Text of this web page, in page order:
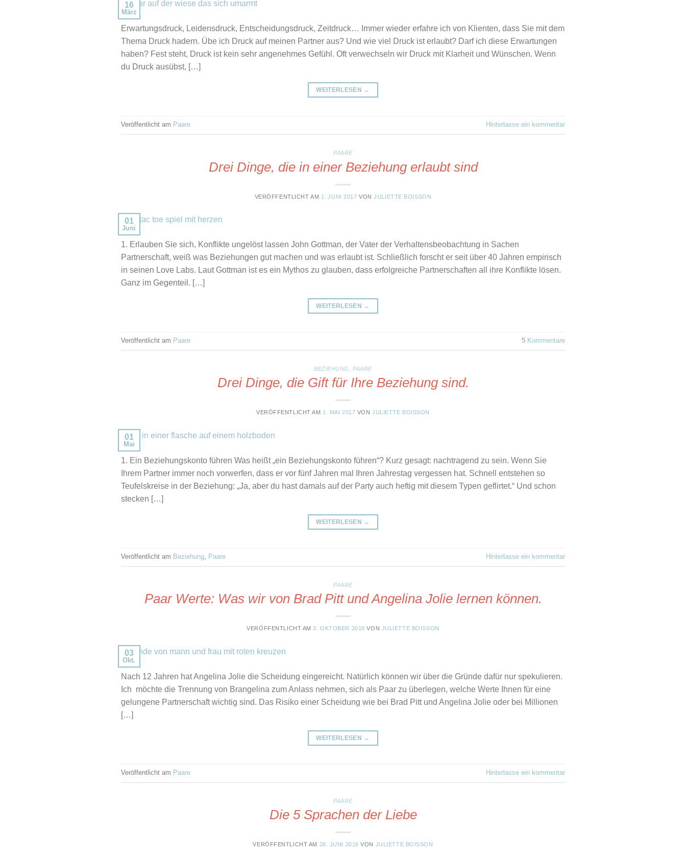
16
März
Erwartungsdruck, Leidensdruck, Entscheidungsdruck, Zeitdruck… Immer wieder erfahre ich von Klienten, dass Sie mit dem
Thema Druck hadern. Übe ich Druck auf meinen Partner aus? Und wie viel Druck ist erlaubt? Darf ich diese Erwartungen
haben? Fest steht, Druck ist kein sehr angenehmes Gefühl. Oft verwechseln wir Druck mit Klarheit und Wünschen. Wenn
du Druck ausübst, […]
WEITERLESEN →
Veröffentlicht am Paare Hinterlasse ein kommentar
PAARE
Drei Dinge, die in einer Beziehung erlaubt sind
VERÖFFENTLICHT AM 1. JUNI 2017 VONJULIETTE BOISSON
01
Juni
1. Erlauben Sie sich, Konflikte ungelöst lassen John Gottman, der Vater der Verhaltensbeobachtung in Sachen
Partnerschaft, weiß was Beziehungen gut machen und was erlaubt ist. Schließlich forscht er seit über 40 Jahren empirisch
in seinen Love Labs. Laut Gottman ist es ein Mythos zu glauben, dass erfolgreiche Partnerschaften all ihre Konflikte lösen.
Ganz im Gegenteil. […]
WEITERLESEN →
Veröffentlicht am Paare 5 Kommentare
BEZIEHUNG ,PAARE
Drei Dinge, die Gift für Ihre Beziehung sind.
VERÖFFENTLICHT AM 1. MAI 2017 VONJULIETTE BOISSON
01
Mai
1. Ein Beziehungskonto führen Was heißt „ein Beziehungskonto führen“? Kurz gesagt: nachtragend zu sein. Wenn Sie
Ihrem Partner immer noch vorwerfen, dass er vor fünf Jahren mal Ihren Jahrestag vergessen hat. Schnell entstehen so
Teufelskreise in der Beziehung: „Ja, aber du hast damals auf der Party auch heftig mit diesem Typen geflirtet.“ Und schon
stecken […]
WEITERLESEN →
Veröffentlicht am Beziehung, Paare Hinterlasse ein kommentar
PAARE
Paar Werte: Was wir von Brad Pitt und Angelina Jolie lernen können.
VERÖFFENTLICHT AM3. OKTOBER 2016 VON JULIETTE BOISSON
03
Okt.
Nach 12 Jahren hat Angelina Jolie die Scheidung eingereicht. Natürlich können wir über die Gründe dafür nur spekulieren.
Ich möchte die Trennung von Brangelina zum Anlass nehmen, sich als Paar zu überlegen, welche Werte Ihnen für eine
gelungene Partnerschaft wichtig sind. Das Risiko einer Scheidung wie bei Brad Pitt und Angelina Jolie oder bei Millionen
[…]
WEITERLESEN →
Veröffentlicht am Paare Hinterlasse ein kommentar
PAARE
Die 5 Sprachen der Liebe
VERÖFFENTLICHT AM 28. JUNI 2016 VON JULIETTE BOISSON